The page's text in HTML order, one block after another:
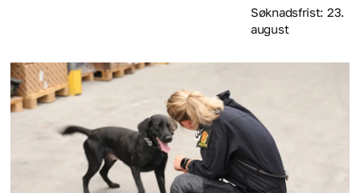
Søknadsfrist: 23.